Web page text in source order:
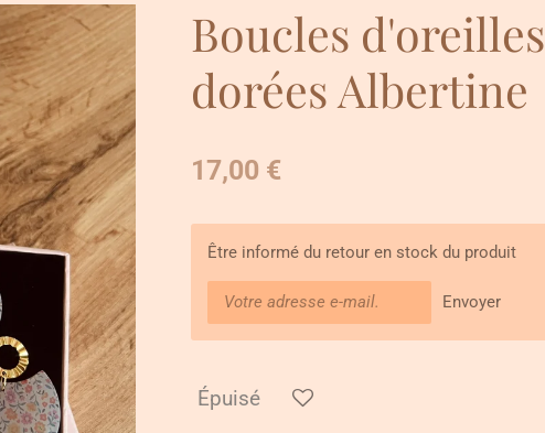
Boucles d'oreilles
dorées Albertine
17,00 €
Être informé du retour en stock du produit
Envoyer
Épuisé